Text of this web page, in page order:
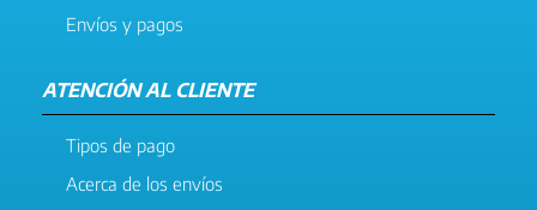
Envíos y pagos
ATENCIÓN AL CLIENTE
Tipos de pago
Acerca de los envíos